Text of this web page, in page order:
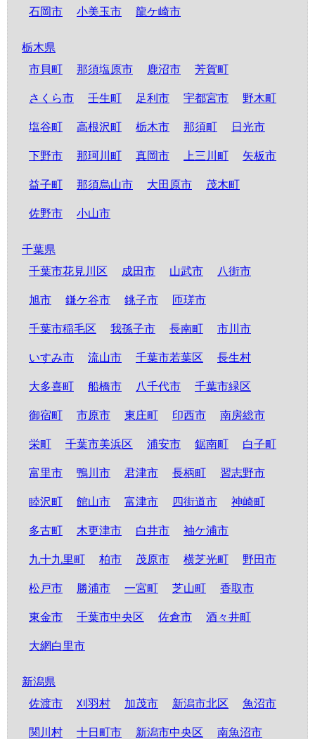
石岡市 小美玉市 龍ケ崎市
栃木県
市貝町
那須塩原市 鹿沼市 芳賀町
さくら市 壬生町 足利市 宇都宮市 野木町
塩谷町 高根沢町 栃木市 那須町 日光市
下野市 那珂川町 真岡市 上三川町 矢板市
益子町 那須烏山市 大田原市 茂木町
佐野市 小山市
千葉県
千葉市花見川区
成田市 山武市 八街市
旭市 鎌ケ谷市 銚子市 匝瑳市
千葉市稲毛区 我孫子市 長南町 市川市
いすみ市 流山市 千葉市若葉区 長生村
大多喜町 船橋市 八千代市 千葉市緑区
御宿町 市原市 東庄町 印西市 南房総市
栄町 千葉市美浜区 浦安市 鋸南町 白子町
富里市 鴨川市 君津市 長柄町 習志野市
睦沢町 館山市 富津市 四街道市 神崎町
多古町 木更津市 白井市 袖ケ浦市
九十九里町 柏市 茂原市 横芝光町 野田市
松戸市 勝浦市 一宮町 芝山町 香取市
東金市 千葉市中央区 佐倉市 酒々井町
大網白里市
新潟県
佐渡市
刈羽村 加茂市 新潟市北区 魚沼市
関川村 十日町市 新潟市中央区 南魚沼市